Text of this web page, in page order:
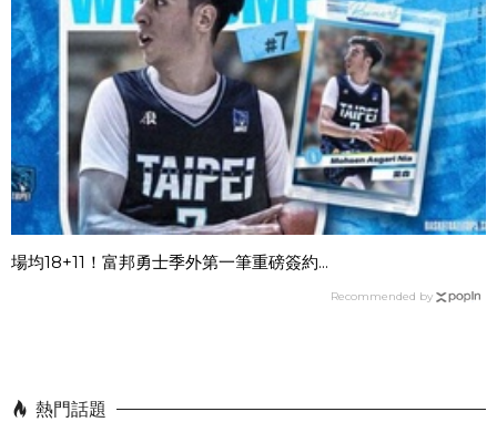
場均18+11！富邦勇士季外第一筆重磅簽約...
Recommended by
熱門話題